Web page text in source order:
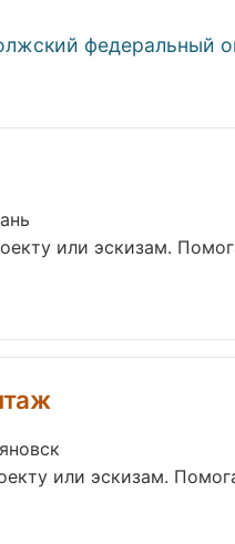
федеральный
или эскизам.
или эскизам.